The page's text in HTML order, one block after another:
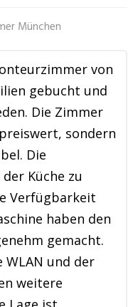
München
von
gebucht und
Die Zimmer
sondern
Die
Küche zu
Verfügbarkeit
haben den
gemacht.
WLAN und der
weitere